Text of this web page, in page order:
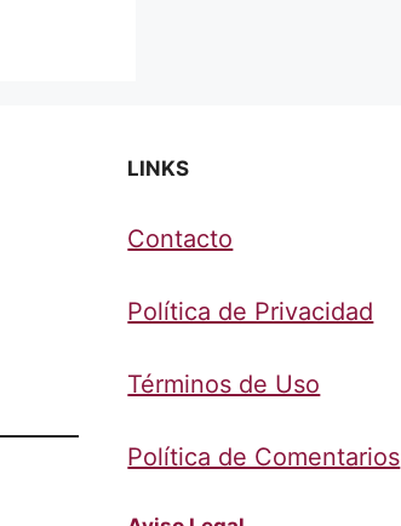
LINKS
Contacto
Política de Privacidad
Términos de Uso
Política de Comentarios